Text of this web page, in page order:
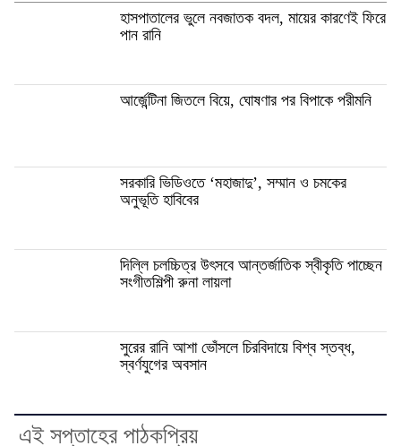
হাসপাতালের ভুলে নবজাতক বদল, মায়ের কারণেই ফিরে
পান রানি
আর্জেন্টিনা জিতলে বিয়ে, ঘোষণার পর বিপাকে পরীমনি
সরকারি ভিডিওতে ‘মহাজাদু’, সম্মান ও চমকের
অনুভূতি হাবিবের
দিল্লি চলচ্চিত্র উৎসবে আন্তর্জাতিক স্বীকৃতি পাচ্ছেন
সংগীতশিল্পী রুনা লায়লা
সুরের রানি আশা ভোঁসলে চিরবিদায়ে বিশ্ব স্তব্ধ,
স্বর্ণযুগের অবসান
এই সপ্তাহের পাঠকপ্রিয়